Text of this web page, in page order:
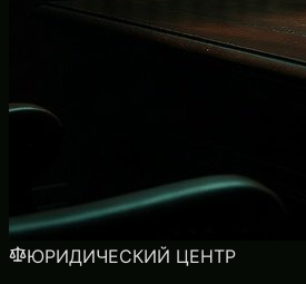
ЮРИДИЧЕСКИЙ ЦЕНТР